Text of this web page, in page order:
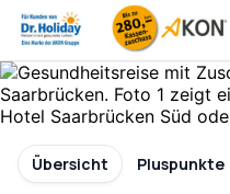
Übersicht Pluspunkte